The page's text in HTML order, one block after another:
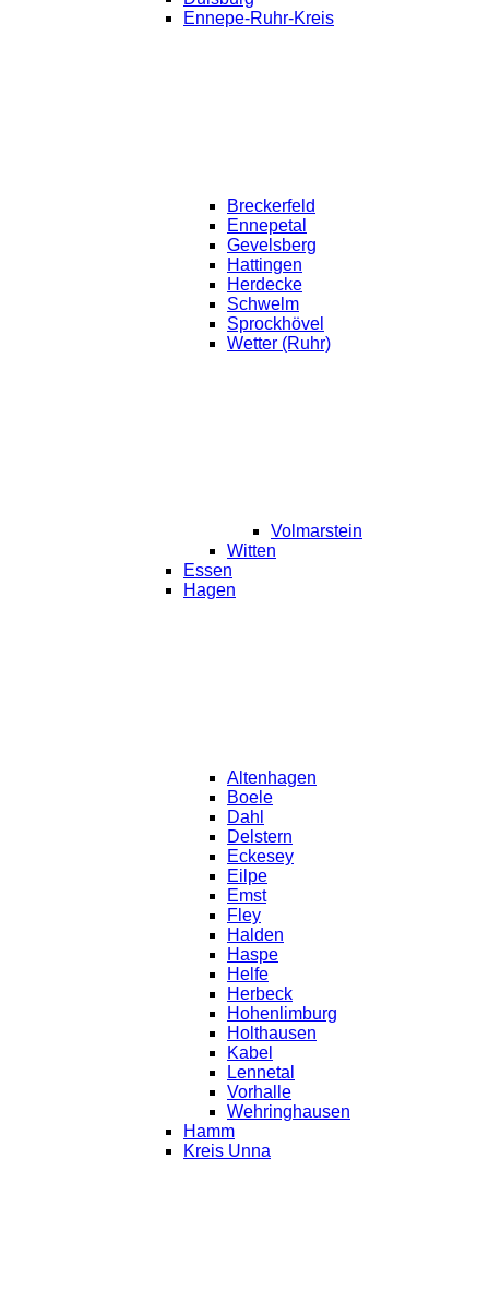
Ennepe-Ruhr-Kreis
Breckerfeld
Ennepetal
Gevelsberg
Hattingen
Herdecke
Schwelm
Sprockhövel
Wetter (Ruhr)
Volmarstein
Witten
Essen
Hagen
Altenhagen
Boele
Dahl
Delstern
Eckesey
Eilpe
Emst
Fley
Halden
Haspe
Helfe
Herbeck
Hohenlimburg
Holthausen
Kabel
Lennetal
Vorhalle
Wehringhausen
Hamm
Kreis Unna